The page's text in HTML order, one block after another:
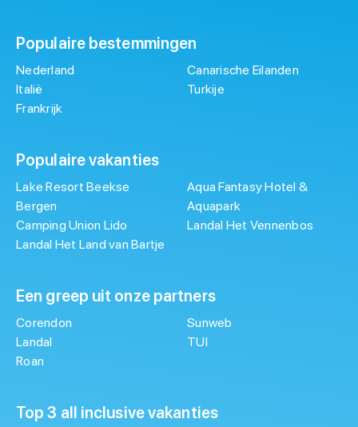
Populaire bestemmingen
Nederland
Italië
Frankrijk
Canarische Eilanden
Turkije
Populaire vakanties
Lake Resort Beekse
Bergen
Camping Union Lido
Landal Het Land van Bartje
Aqua Fantasy Hotel &
Aquapark
Landal Het Vennenbos
Een greep uit onze partners
Corendon
Landal
Roan
Sunweb
TUI
Top 3 all inclusive vakanties